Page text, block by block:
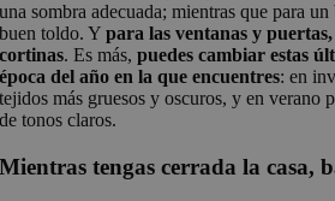
una sombra adecuada; mientras que para
buen toldo. Ypara las ventanas y
cortinas. Es más,puedes cambiar estas
época del año en la que encuentres: en
tejidos más gruesos y oscuros, y en verano
de tonos claros.
Mientras tengas cerrada la casa,